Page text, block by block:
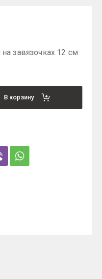
завязочках 12 см
В корзину